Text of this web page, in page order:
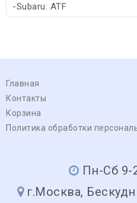
-Subaru: ATF
Главная
Контакты
Корзина
Политика обработки
Пн-Сб 9-
г.Москва,